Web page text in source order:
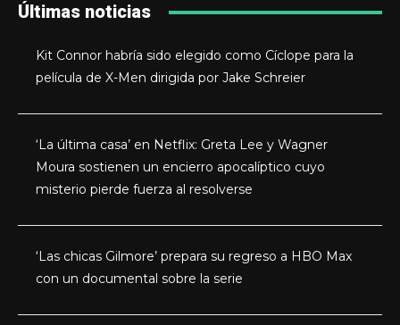
Últimas noticias
Kit Connor habría sido elegido como Cíclope para la
película de X-Men dirigida por Jake Schreier
‘La última casa’ en Netflix: Greta Lee y Wagner
Moura sostienen un encierro apocalíptico cuyo
misterio pierde fuerza al resolverse
‘Las chicas Gilmore’ prepara su regreso a HBO Max
con un documental sobre la serie